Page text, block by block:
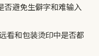
否避免生僻字和难输入
看和包装烫印中是否都